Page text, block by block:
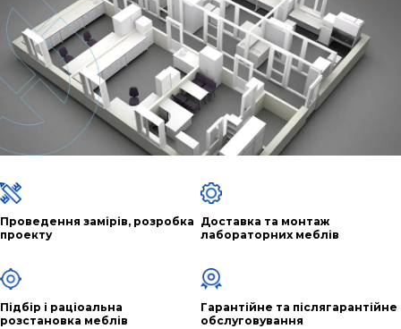
Проведення замірів, розробка
проекту
Підбір і раціоальна
розстановка меблів
Доставка та монтаж
лабораторних меблів
Гарантійне та післягарантійне
обслуговування